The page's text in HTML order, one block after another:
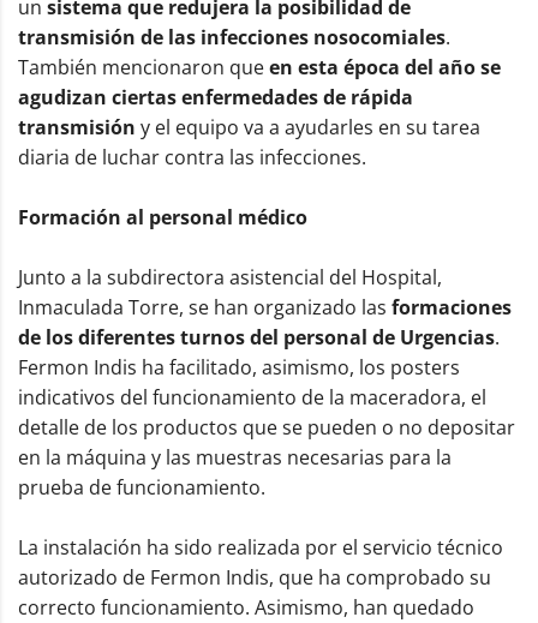
un sistema que redujera la posibilidad de
transmisión de las infecciones nosocomiales.
También mencionaron queen esta época del año se
agudizan ciertas enfermedades de rápida
transmisión y el equipo va a ayudarles en su tarea
diaria de luchar contra las infecciones.
Formación al personal médico
Junto a la subdirectora asistencial del Hospital,
Inmaculada Torre, se han organizado las formaciones
de los diferentes turnos del personal de Urgencias.
Fermon Indis ha facilitado, asimismo, los posters
indicativos del funcionamiento de la maceradora, el
detalle de los productos que se pueden o no depositar
en la máquina y las muestras necesarias para la
prueba de funcionamiento.
La instalación ha sido realizada por el servicio técnico
autorizado de Fermon Indis, que ha comprobado su
correcto funcionamiento. Asimismo, han quedado